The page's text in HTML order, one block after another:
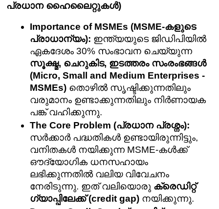
പ്രധാന ഹൈലൈറ്റുകൾ)
Importance of MSMEs (MSME-കളുടെ
പ്രാധാന്യം): ഇന്ത്യയുടെ ജിഡിപിയിൽ
സൂക്ഷ്മ, ചെറുകിട, ഇടത്തരം സംരംഭങ്ങൾ
(Micro, Small and Medium Enterprises -
MSMEs) തൊഴിൽ സൃഷ്ടിക്കുന്നതിലും
വരുമാനം ഉണ്ടാക്കുന്നതിലും നിർണായക
പങ്ക് വഹിക്കുന്നു.
The Core Problem (പ്രധാന പ്രശ്നം):
സർക്കാർ പദ്ധതികൾ ഉണ്ടായിരുന്നിട്ടും,
വനിതകൾ നയിക്കുന്ന MSME-കൾക്ക്
ഔദ്യോഗിക ധനസഹായം
ലഭിക്കുന്നതിൽ വലിയ വിവേചനം
നേരിടുന്നു. ഇത് വലിയൊരു ക്രെഡിറ്റ്
ഗ്യാപ്പിലേക്ക് (credit gap) നയിക്കുന്നു.